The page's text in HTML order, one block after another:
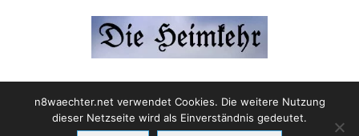
Impressum Datenschutzerklärung
n8waechter.net verwendet Cookies. Die weitere Nutzung
dieser Netzseite wird als Einverständnis gedeutet.